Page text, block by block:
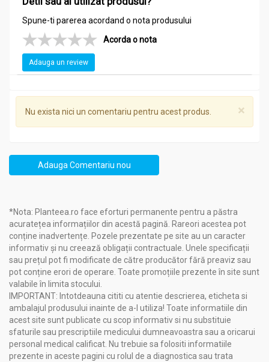
Spune-ti parerea acordand o nota produsului
Acorda o nota
Adauga un review
×
Nu exista nici un comentariu pentru acest produs.
Adauga Comentariu nou
*Nota: Planteea.ro face eforturi permanente pentru a păstra
acuratețea informațiilor din acestă pagină. Rareori acestea pot
conține inadvertențe. Pozele prezentate pe site au un caracter
informativ și nu creează obligații contractuale. Unele specificații
sau prețul pot fi modificate de către producător fără preaviz sau
pot conține erori de operare. Toate promoțiile prezente în site sunt
valabile în limita stocului.
IMPORTANT: Intotdeauna cititi cu atentie descrierea, eticheta si
ambalajul produsului inainte de a-l utiliza! Toate informatiile din
acest site sunt publicate cu scop informativ si nu substituie
sfaturile sau prescriptiile medicului dumneavoastra sau a oricarui
personal medical calificat. Nu trebuie sa folositi informatiile
prezente in aceste pagini cu rolul de a diagnostica sau trata